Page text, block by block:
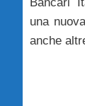
Bancari
una
anche